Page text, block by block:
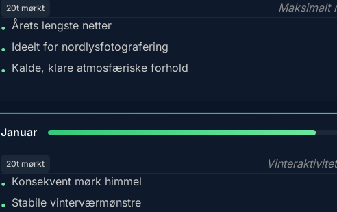
20t mørkt
Maksimalt
• Årets lengste netter
• Ideelt for nordlysfotografering
• Kalde, klare atmosfæriske forhold
Januar
20t mørkt
• Konsekvent mørk himmel
• Stabile vinterværmønstre